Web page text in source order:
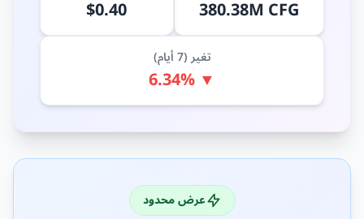
380.38M CFG
$0.40
تغير (7 أيام)
▼ 6.34%
عرض محدود